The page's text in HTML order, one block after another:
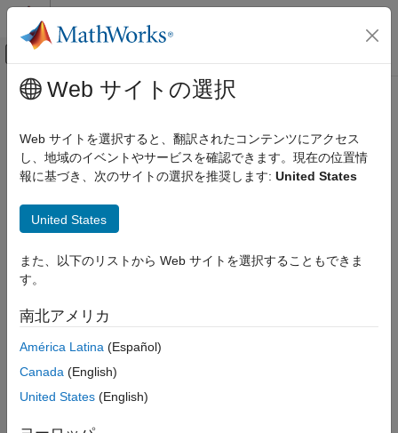
コンテンツへスキップ
オフキャンバス ナビゲーション メ
ドキュメンテーションのホーム
メインコンテンツ
Web サイトの選択
Web サイトを選択すると、翻訳されたコンテンツにアクセス
し、地域のイベントやサービスを確認できます。現在の位置情
報に基づき、次のサイトの選択を推奨します: United States
United States
また、以下のリストから Web サイトを選択することもできま
す。
南北アメリカ
América Latina (Español)
Canada (English)
United States (English)